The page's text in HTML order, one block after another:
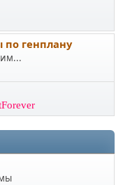
генплану